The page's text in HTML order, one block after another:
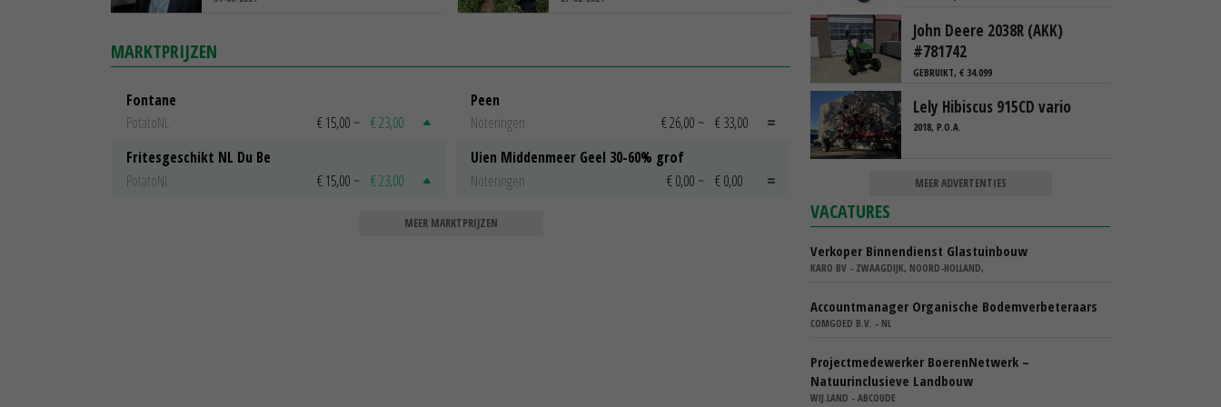
MARKTPRIJZEN
Fontane
PotatoNL
€ 15,00 ~ € 23,00
Fritesgeschikt NL Du Be
PotatoNL
€ 15,00 ~ € 23,00
Peen
Noteringen
€ 26,00 ~ € 33,00
Uien Middenmeer Geel 30-60% grof
Noteringen
€ 0,00 ~ € 0,00
MEER MARKTPRIJZEN
John Deere 2038R (AKK)
#781742
GEBRUIKT, € 34.099
Lely Hibiscus 915CD vario
2018, P.O.A.
MEER ADVERTENTIES
VACATURES
Verkoper Binnendienst Glastuinbouw
KARO BV - ZWAAGDIJK, NOORD-HOLLAND,
Accountmanager Organische Bodemverbeteraars
COMGOED B.V. - NL
Projectmedewerker BoerenNetwerk –
Natuurinclusieve Landbouw
WIJ.LAND - ABCOUDE